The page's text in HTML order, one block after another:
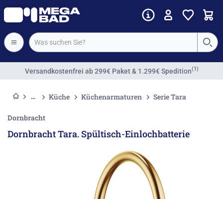
Versandkostenfrei ab 299€ Paket & 1.299€ Spedition(1)
Küche Küchenarmaturen Serie Tara
Dornbracht
Dornbracht Tara. Spültisch-Einlochbatterie